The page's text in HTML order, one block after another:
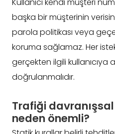
başka bir müşterinin
parola politikası veya
koruma sağlamaz. Her
gerçekten ilgili kullanıcıya
doğrulanmalıdır.
Trafiği
neden önemli?